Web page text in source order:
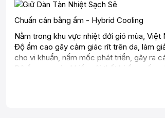
Chuẩn cân bằng ẩm - Hybrid Cooling
Nằm trong khu vực nhiệt đới gió mùa,
Độ ẩm cao gây cảm giác rít trên da, làm
cho vi khuẩn, nấm mốc phát triển, gây ra
Độ ẩm cao còn khiến nội thất bị ẩm mốc,
Daikin đã cải thiện tình trạng này bằng